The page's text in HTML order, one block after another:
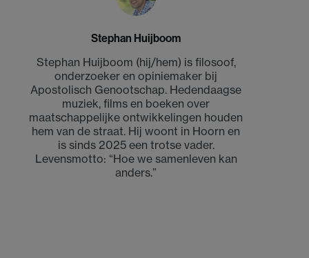
Stephan Huijboom
Stephan Huijboom (hij/hem) is filosoof,
onderzoeker en opiniemaker bij
Apostolisch Genootschap. Hedendaagse
muziek, films en boeken over
maatschappelijke ontwikkelingen houden
hem van de straat. Hij woont in Hoorn en
is sinds 2025 een trotse vader.
Levensmotto: “Hoe we samenleven kan
anders.”